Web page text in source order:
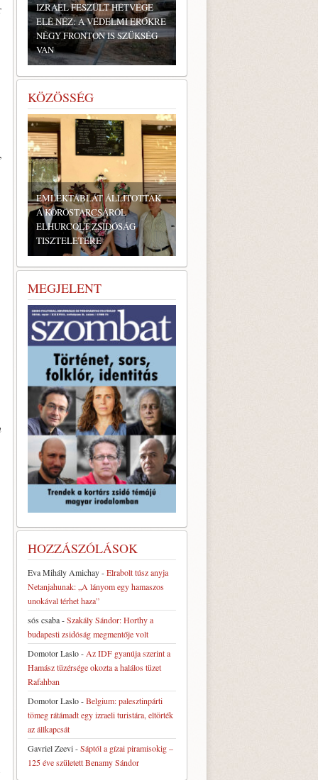
IZRAEL FESZÜLT HÉTVÉGE
ELÉ NÉZ: A VÉDELMI ERŐKRE
NÉGY FRONTON IS SZÜKSÉG
VAN
KÖZÖSSÉG
BONYHÁDI ZSIDÓ NAPOK
MEGJELENT
HOZZÁSZÓLÁSOK
Eva Mihály Amichay-Elrabolt túsz anyja
Netanjahunak: „A lányom egy hamaszos
unokával térhet haza”
sós csaba-Szakály Sándor: Horthy a
budapesti zsidóság megmentője volt
Domotor Laslo- Az IDF gyanúja szerint a
Hamász tüzérsége okozta a halálos tüzet
Rafahban
Domotor Laslo-Belgium: palesztinpárti
tömeg rátámadt egy izraeli turistára, eltörték
az állkapcsát
Gavriel Zeevi-Sáptól a gízai piramisokig –
125 éve született Benamy Sándor